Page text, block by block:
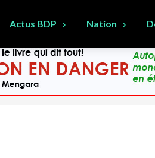
Actus BDP Nation